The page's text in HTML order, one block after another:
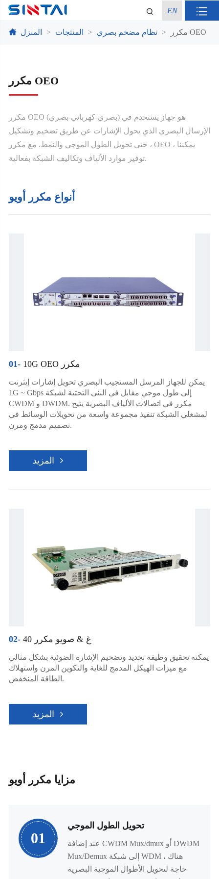
EN
المنزل المنتجات نظام مضخم بصري مكرر OEO
مكرر OEO
مكرر OEO (بصري-كهربائي-بصري) هو جهاز يستخدم في
الإرسال البصري الذي يحول الإشارات عن طريق تضخيم وتشكيل
، حتى تحويل الطول الموجي والنمط. مع مكرر OEO ، يمكننا
توفير موارد الألياف وتكاليف الشبكة بفعالية.
أنواع مكرر أويو
01- 10G OEO مكرر
يمكن للجهاز المرسل المستجيب البصري تحويل إشارات إيثرنت
1G ~ Gbps إلى طول موجي مقابل في البنى التحتية لشبكة
CWDM و DWDM. مكرر في اتصالات الألياف البصرية يتيح
لمشغلي الشبكة تنفيذ مجموعة واسعة من تحويلات الوسائط في
تصميم مدمج ومرن.
المزيد
02- 40 غ & صويو مكرر
يمكنه تحقيق وظيفة تجديد وتضخيم الإشارة الضوئية بشكل مثالي
مع ميزات الهيكل المدمج للغاية والتكوين المرن واستهلاك
الطاقة المنخفض.
المزيد
مزايا مكرر أويو
01
تحويل الطول الموجي
عند إضافة CWDM Mux/dmux أو DWDM
Mux/Demux إلى شبكة WDM ، هناك
حاجة لتحويل الأطوال الموجية البصرية